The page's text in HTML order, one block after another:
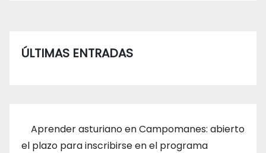
ÚLTIMAS ENTRADAS
Aprender asturiano en Campomanes: abierto
el plazo para inscribirse en el programa